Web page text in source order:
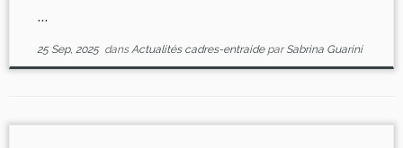
...
25 Sep, 2025dansActualités cadres-entraide parSabrina Guarini